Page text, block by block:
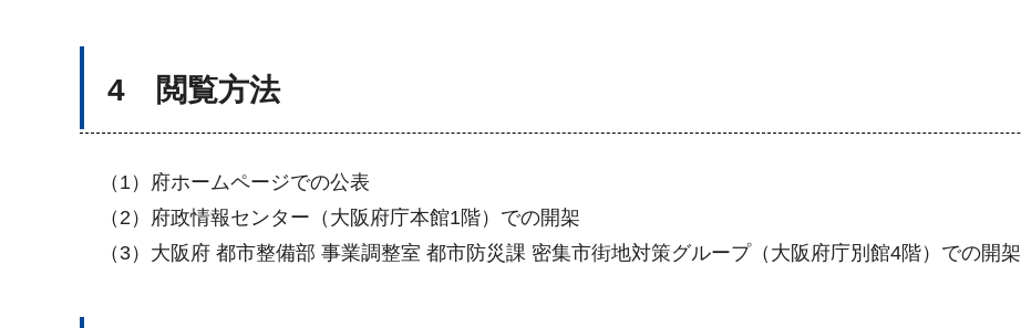
4 閲覧方法
（1）府ホームページでの公表
（2）府政情報センター（大阪府庁本館1階）での開架
（3）大阪府 都市整備部 事業調整室 都市防災課 密集市街地対策グループ（大阪府庁別館4階）での開架